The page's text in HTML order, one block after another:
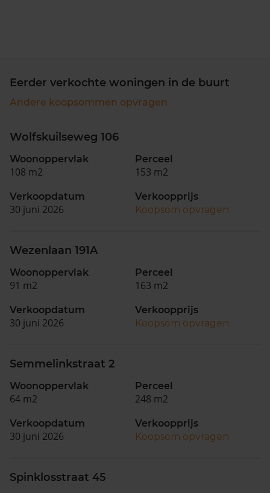
Eerder verkochte woningen in de buurt
Andere koopsommen opvragen
Wolfskuilseweg 106
Woonoppervlak
108 m2
Perceel
153 m2
Verkoopdatum
30 juni 2026
Verkoopprijs
Koopsom opvragen
Wezenlaan 191A
Woonoppervlak
91 m2
Perceel
163 m2
Verkoopdatum
30 juni 2026
Verkoopprijs
Koopsom opvragen
Semmelinkstraat 2
Woonoppervlak
64 m2
Perceel
248 m2
Verkoopdatum
30 juni 2026
Verkoopprijs
Koopsom opvragen
Spinklosstraat 45